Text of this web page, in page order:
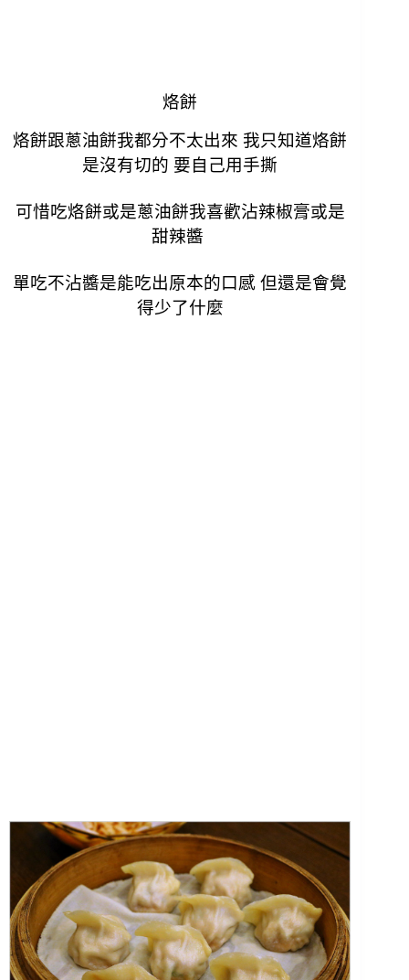
烙餅
烙餅跟蔥油餅我都分不太出來 我只知道烙餅
是沒有切的 要自己用手撕
可惜吃烙餅或是蔥油餅我喜歡沾辣椒膏或是
甜辣醬
單吃不沾醬是能吃出原本的口感 但還是會覺
得少了什麼